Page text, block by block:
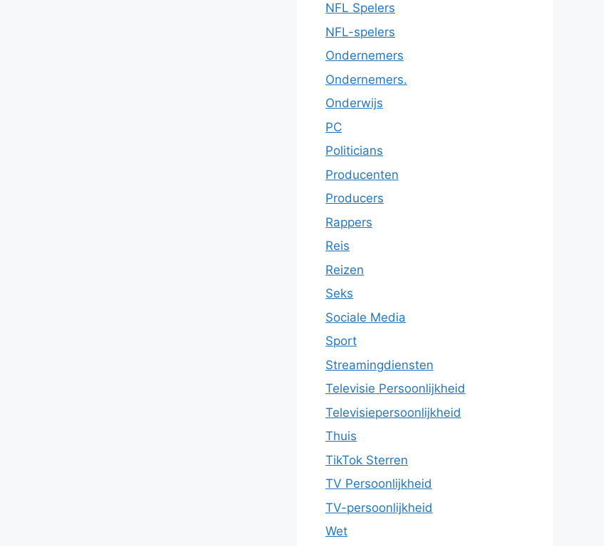
NFL Spelers
NFL-spelers
Ondernemers
Ondernemers.
Onderwijs
PC
Politicians
Producenten
Producers
Rappers
Reis
Reizen
Seks
Sociale Media
Sport
Streamingdiensten
Televisie Persoonlijkheid
Televisiepersoonlijkheid
Thuis
TikTok Sterren
TV Persoonlijkheid
TV-persoonlijkheid
Wet